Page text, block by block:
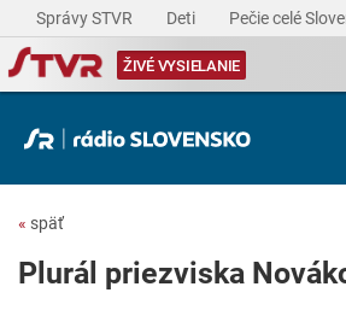
Správy STVR Deti Pečie celé
ŽIVÉ VYSIELANIE
« späť
Plurál priezviska